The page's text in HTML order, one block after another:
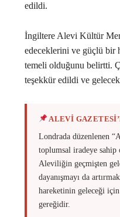
edildi.
İngiltere Alevi Kültür
edeceklerini ve güçlü bir
temeli olduğunu belirtti.
teşekkür edildi ve
ALEVİ
Londrada düzenlenen
toplumsal iradeye
Aleviliğin geçmişten
dayanışmayı da
hareketinin geleceği
gereğidir.